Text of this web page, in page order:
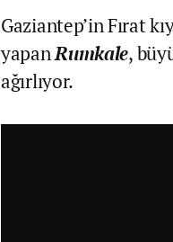
Gaziantep’in Fırat
yapanRumkale,
ağırlıyor.